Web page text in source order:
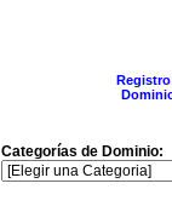
Categorías de Dominio: